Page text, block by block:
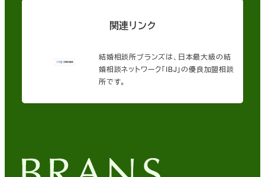
関連リンク
結婚相談所ブランズは、日本最大級の結
婚相談ネットワーク「IBJ」の優良加盟相談
所です。